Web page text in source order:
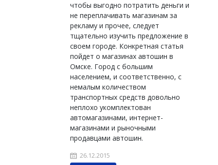
чтобы выгодно потратить деньги и
не переплачивать магазинам за
рекламу и прочее, следует
тщательно изучить предложение в
своем городе. Конкретная статья
пойдет о магазинах автошин в
Омске. Город с большим
населением, и соответственно, с
немалым количеством
транспортных средств довольно
неплохо укомплектован
автомагазинами, интернет-
магазинами и рыночными
продавцами автошин.
26.12.2015